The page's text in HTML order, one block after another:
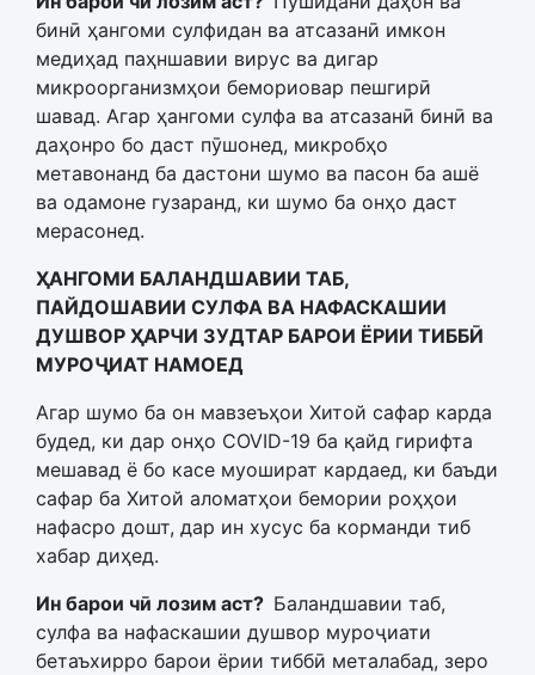
бинӣ ҳангоми сулфидан ва атсазанӣ имкон
медиҳад паҳншавии вирус ва дигар
микроорганизмҳои бемориовар пешгирӣ
шавад. Агар ҳангоми сулфа ва атсазанӣ бинӣ ва
даҳонро бо даст пӯшонед, микробҳо
метавонанд ба дастони шумо ва пасон ба ашё
ва одамоне гузаранд, ки шумо ба онҳо даст
мерасонед.
ҲАНГОМИ БАЛАНДШАВИИ ТАБ,
ПАЙДОШАВИИ СУЛФА ВА НАФАСКАШИИ
ДУШВОР ҲАРЧИ ЗУДТАР БАРОИ ЁРИИ ТИББӢ
МУРОҶИАТ НАМОЕД
Агар шумо ба он мавзеъҳои Хитой сафар карда
будед, ки дар онҳо COVID-19 ба қайд гирифта
мешавад ё бо касе муошират кардаед, ки баъди
сафар ба Хитой аломатҳои бемории роҳҳои
нафасро дошт, дар ин хусус ба корманди тиб
хабар диҳед.
Ин барои чӣ лозим аст? Баландшавии таб,
сулфа ва нафаскашии душвор муроҷиати
бетаъхирро барои ёрии тиббӣ металабад, зеро